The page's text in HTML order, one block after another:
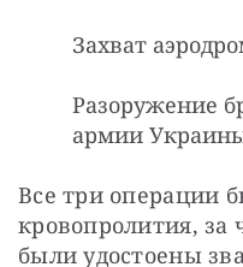
Захват
Разоружение
армии
Все три операции
кровопролития, за
были удостоены